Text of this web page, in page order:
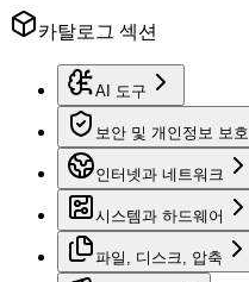
카탈로그 섹션
AI 도구
보안 및 개인정보 보호
인터넷과 네트워크
시스템과 하드웨어
파일, 디스크, 압축